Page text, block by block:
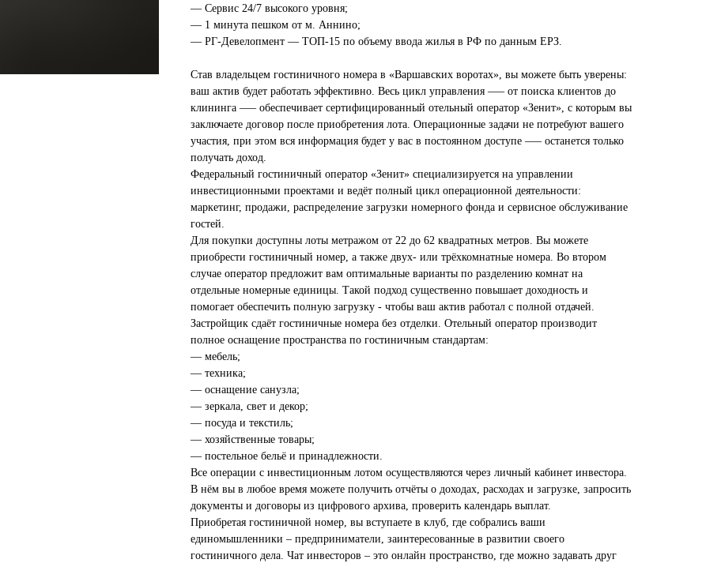
— Сервис 24/7 высокого уровня;
— 1 минута пешком от м. Аннино;
— РГ-Девелопмент — ТОП-15 по объему ввода жилья в РФ по данным ЕРЗ.
Став владельцем гостиничного номера в «Варшавских воротах», вы можете быть уверены:
ваш актив будет работать эффективно. Весь цикл управления —– от поиска клиентов до
клининга —– обеспечивает сертифицированный отельный оператор «Зенит», с которым вы
заключаете договор после приобретения лота. Операционные задачи не потребуют вашего
участия, при этом вся информация будет у вас в постоянном доступе —– останется только
получать доход.
Федеральный гостиничный оператор «Зенит» специализируется на управлении
инвестиционными проектами и ведёт полный цикл операционной деятельности:
маркетинг, продажи, распределение загрузки номерного фонда и сервисное обслуживание
гостей.
Для покупки доступны лоты метражом от 22 до 62 квадратных метров. Вы можете
приобрести гостиничный номер, а также двух- или трёхкомнатные номера. Во втором
случае оператор предложит вам оптимальные варианты по разделению комнат на
отдельные номерные единицы. Такой подход существенно повышает доходность и
помогает обеспечить полную загрузку - чтобы ваш актив работал с полной отдачей.
Застройщик сдаёт гостиничные номера без отделки. Отельный оператор производит
полное оснащение пространства по гостиничным стандартам:
— мебель;
— техника;
— оснащение санузла;
— зеркала, свет и декор;
— посуда и текстиль;
— хозяйственные товары;
— постельное бельё и принадлежности.
Все операции с инвестиционным лотом осуществляются через личный кабинет инвестора.
В нём вы в любое время можете получить отчёты о доходах, расходах и загрузке, запросить
документы и договоры из цифрового архива, проверить календарь выплат.
Приобретая гостиничной номер, вы вступаете в клуб, где собрались ваши
единомышленники – предприниматели, заинтересованные в развитии своего
гостиничного дела. Чат инвесторов – это онлайн пространство, где можно задавать друг